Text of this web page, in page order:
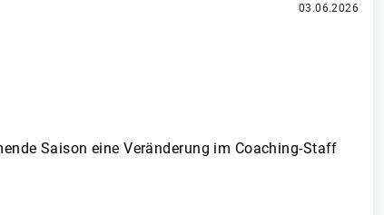
03.06.2026
Saison eine Veränderung im Coaching-Staff